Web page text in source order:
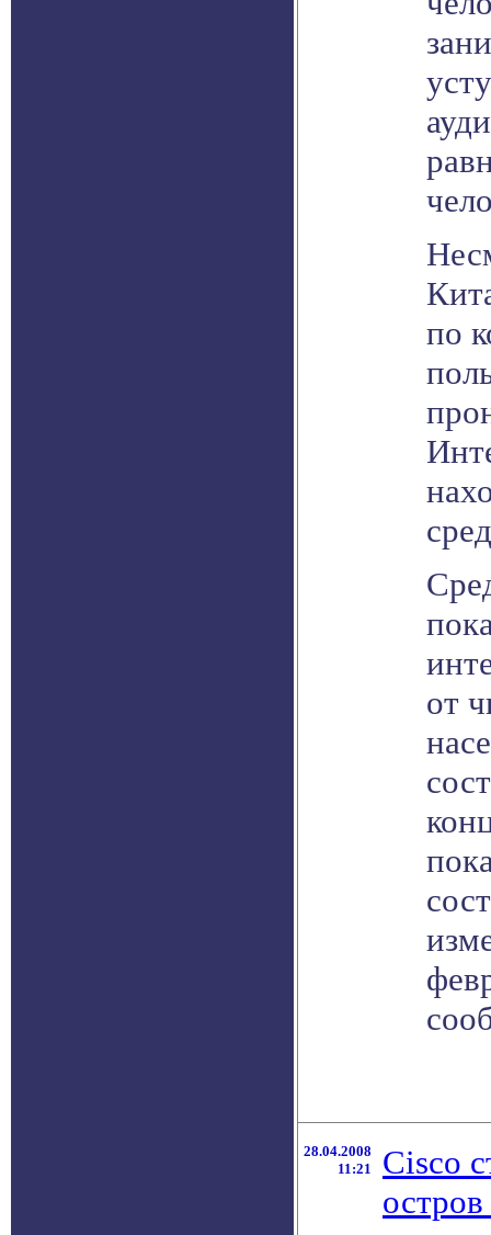
по
от
28.04.2008
11:21
Cisco